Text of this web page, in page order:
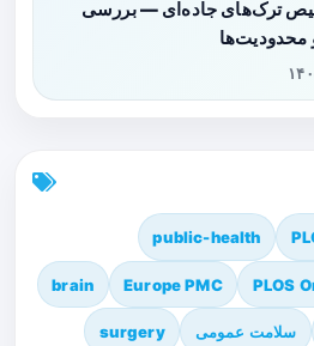
ترک‌های جاده‌ای — بررسی
محدودیت‌ها
۱۶
public-health
PLOS
Europe PMC
brain
سلامت عمومی surgery